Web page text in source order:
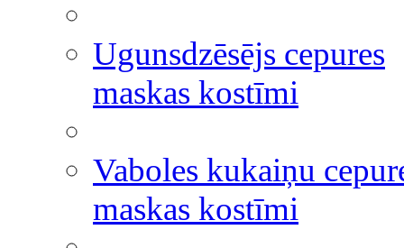
Ugunsdzēsējs cepures
maskas kostīmi
Vaboles kukaiņu
maskas kostīmi